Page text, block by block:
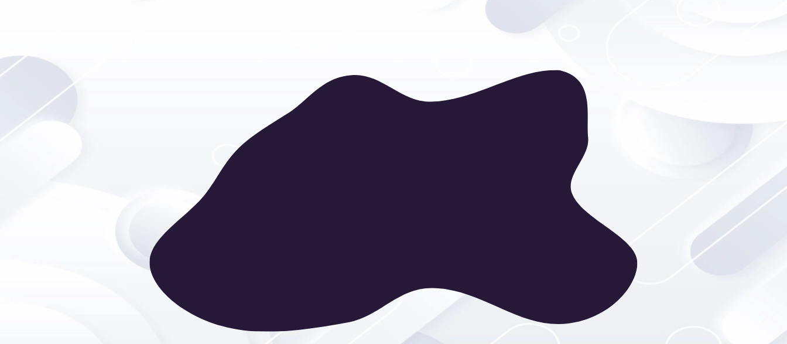
Обращайтесь в Royal Service, обсудим все детали Вашего
мероприятия и выполним его безукоризненно!
Самый часто заказываемый формат проведения мероприятия,
безусловно, является банкет.
Свадебный, по случаю юбилеев, дни рождения, годовщины свадьбы,
корпоратив, выпускной, новогодний банкет, по случаю
профессиональных праздников - повод может быть разный.
Неизменным остаётся желание вкусно, красиво, разнообразно
более 1000успешно